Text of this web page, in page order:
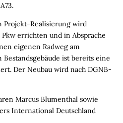
Projekt-Realisierung wird
errichten und in Absprache
eigenen Radweg am
ist bereits eine
Der Neubau wird nach DGNB-
Marcus Blumenthal sowie
International Deutschland